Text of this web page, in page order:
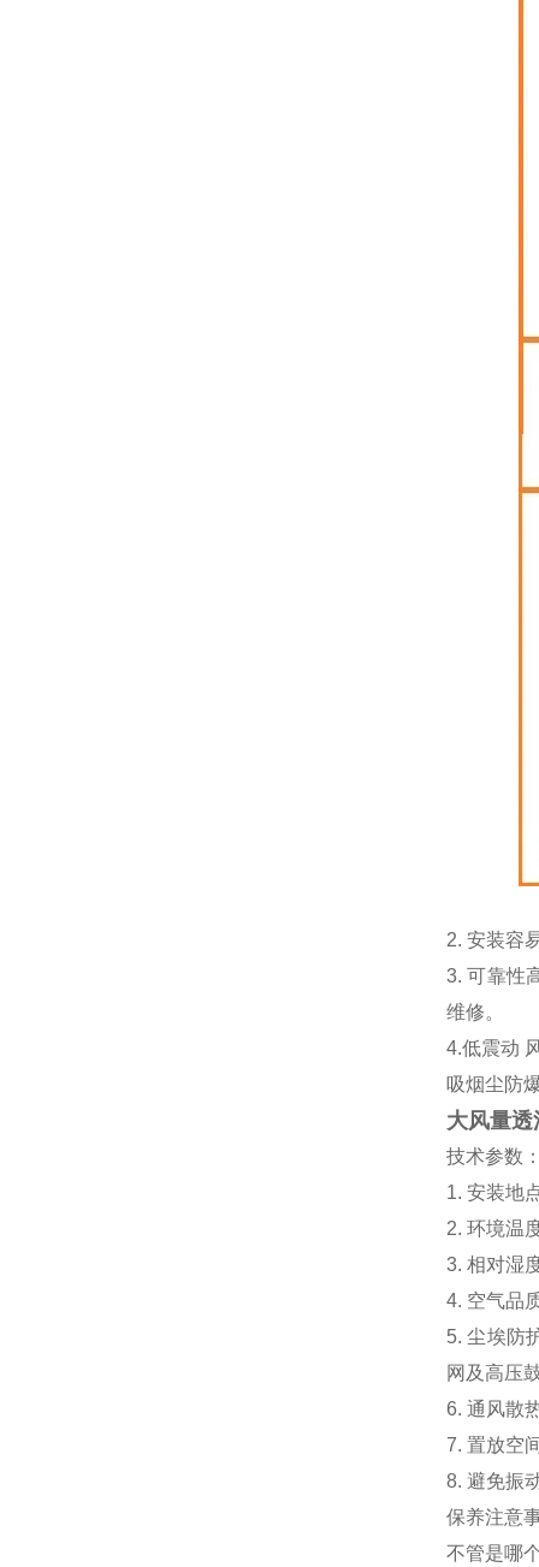
2.安装容
3.可靠性
维修。
4.低震动
吸烟尘防
大风量
技术参数
1. 安装地
2. 环境温
3. 相对湿
4. 空气品
5. 尘埃防
网及高压
6. 通风散
7. 置放空
8. 避免振
保养注意
不管是哪